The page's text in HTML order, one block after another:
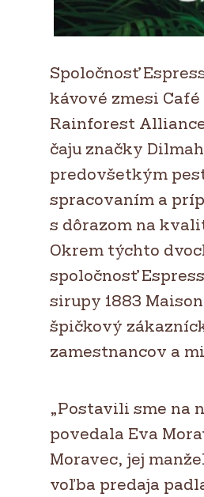
Spoločnosť
kávové zmesi
Rainforest
čaju značky
predovšetkým
spracovaním a
s dôrazom na
Okrem týchto
spoločnosť
sirupy 1883
špičkový
zamestnancov a
„Postavili sme na
povedala Eva
Moravec, jej
voľba predaja